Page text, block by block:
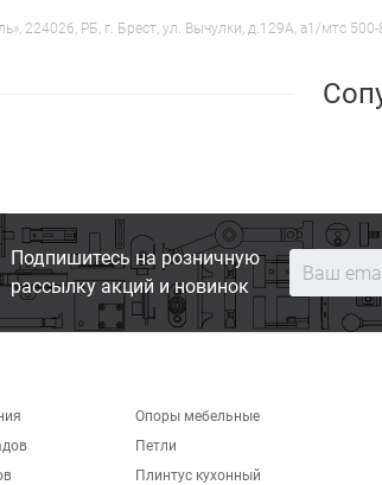
224026, РБ, г. Брест, ул. Вычулки, д.129А, a1/мтс 500-
Подпишитесь на розничную
рассылку акций и новинок
Опоры мебельные
Петли
Плинтус кухонный